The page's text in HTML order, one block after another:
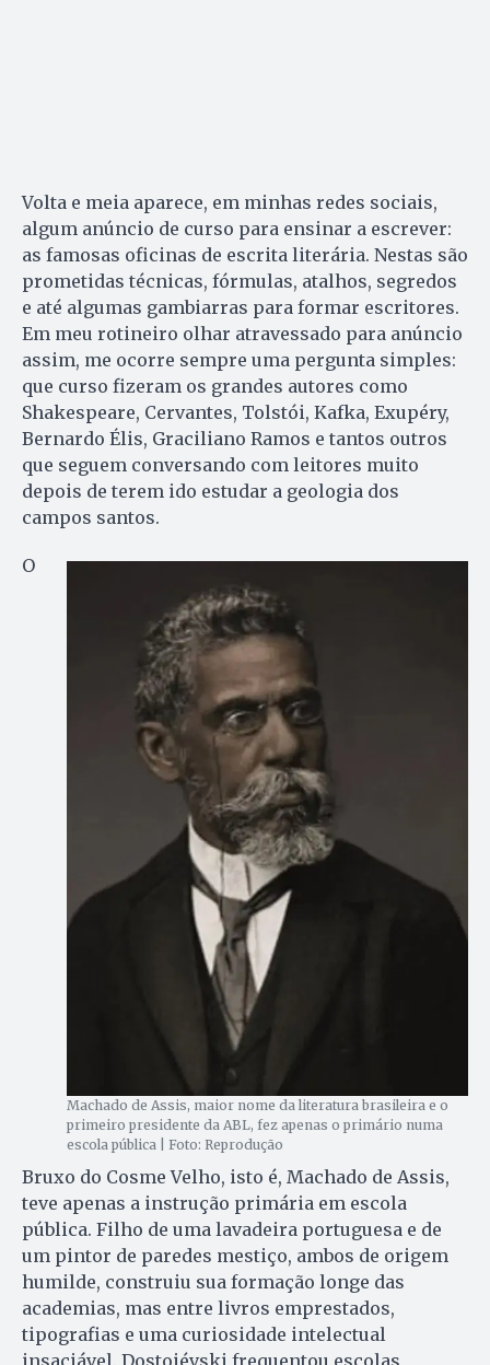
Volta e meia aparece, em minhas redes sociais,
algum anúncio de curso para ensinar a escrever:
as famosas oficinas de escrita literária. Nestas são
prometidas técnicas, fórmulas, atalhos, segredos
e até algumas gambiarras para formar escritores.
Em meu rotineiro olhar atravessado para anúncio
assim, me ocorre sempre uma pergunta simples:
que curso fizeram os grandes autores como
Shakespeare, Cervantes, Tolstói, Kafka, Exupéry,
Bernardo Élis, Graciliano Ramos e tantos outros
que seguem conversando com leitores muito
depois de terem ido estudar a geologia dos
campos santos.
Machado de Assis, maior nome da literatura brasileira e o
primeiro presidente da ABL, fez apenas o primário numa
escola pública | Foto: Reprodução
O
Bruxo do Cosme Velho, isto é, Machado de Assis,
teve apenas a instrução primária em escola
pública. Filho de uma lavadeira portuguesa e de
um pintor de paredes mestiço, ambos de origem
humilde, construiu sua formação longe das
academias, mas entre livros emprestados,
tipografias e uma curiosidade intelectual
insaciável. Dostoiévski frequentou escolas,